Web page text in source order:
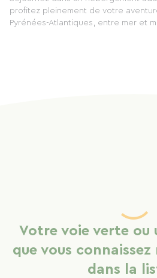
profitez pleinement de votre
Pyrénées-Atlantiques, entre mer et
Votre voie verte ou
que vous
dans la